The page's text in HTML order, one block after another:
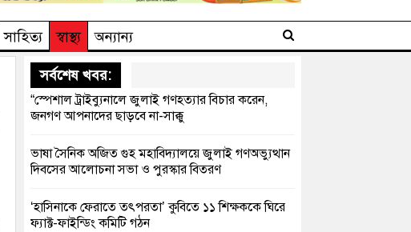
সাহিত‌্য স্বাস্থ্য
অন্যান্য
সর্বশেষ খবর:
“স্পেশাল ট্রাইব্যুনালে জুলাই গণহত্যার বিচার করেন,
জনগণ আপনাদের ছাড়বে না-সাক্কু
ভাষা সৈনিক অজিত গুহ মহাবিদ্যালয়ে জুলাই গণঅভ্যুত্থান
দিবসের আলোচনা সভা ও পুরস্কার বিতরণ
‘হাসিনাকে ফেরাতে তৎপরতা’ কুবিতে ১১ শিক্ষককে ঘিরে
ফ্যাক্ট-ফাইন্ডিং কমিটি গঠন